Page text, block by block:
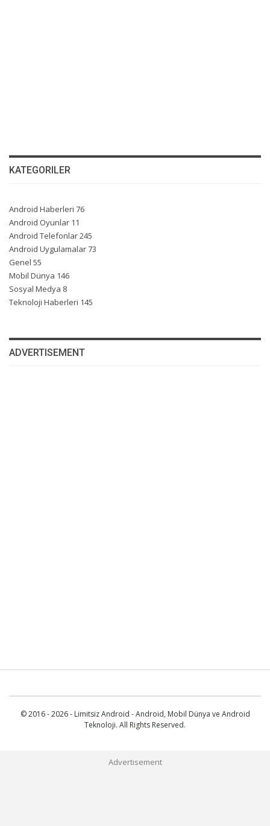
KATEGORILER
Android Haberleri 76
Android Oyunlar 11
Android Telefonlar245
Android Uygulamalar73
Genel 55
Mobil Dünya 146
Sosyal Medya 8
Teknoloji Haberleri 145
ADVERTISEMENT
© 2016 - 2026 - Limitsiz Android - Android, Mobil Dünya ve Android
Teknoloji. All Rights Reserved.
Advertisement